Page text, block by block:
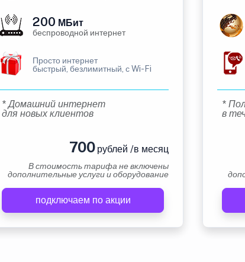
200 МБит
беспроводной интернет
Просто интернет
быстрый, безлимитный, с Wi-Fi
* Домашний интернет
для новых клиентов
700рублей /в месяц
В стоимость тарифа не включены
дополнительные услуги и оборудование
подключаем по акции
*
в